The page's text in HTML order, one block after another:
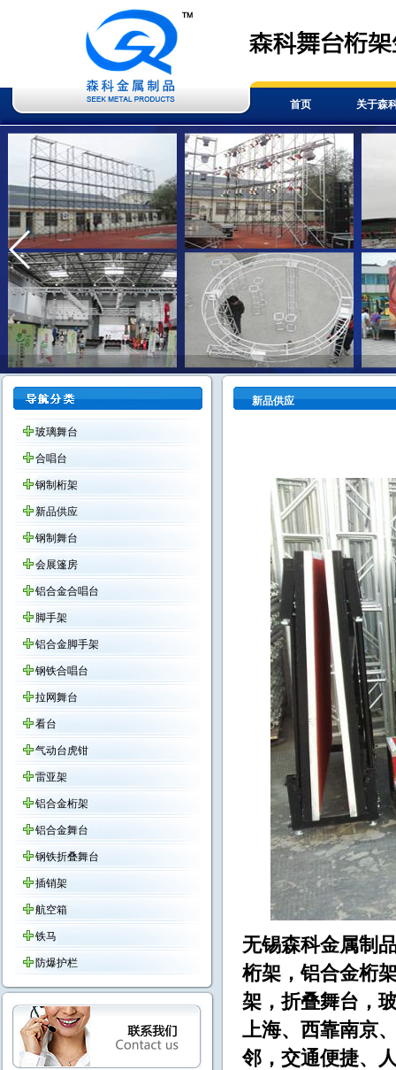
首页 关于森
玻璃舞台
合唱台
钢制桁架
新品供应
钢制舞台
会展篷房
铝合金合唱台
脚手架
铝合金脚手架
钢铁合唱台
拉网舞台
看台
气动台虎钳
雷亚架
铝合金桁架
铝合金舞台
钢铁折叠舞台
插销架
航空箱
铁马
防爆护栏
新品供应
无锡森科金属制
桁架，铝合金桁
架，折叠舞台，
上海、西靠南京
邻，交通便捷